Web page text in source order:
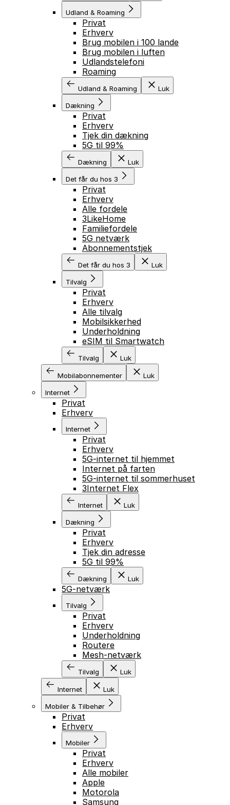
Udland & Roaming
Privat
Erhverv
Brug mobilen i 100 lande
Brug mobilen i luften
Udlandstelefoni
Roaming
Udland & Roaming Luk
Dækning
Privat
Erhverv
Tjek din dækning
5G til 99%
Dækning Luk
Det får du hos 3
Privat
Erhverv
Alle fordele
3LikeHome
Familiefordele
5G netværk
Abonnementstjek
Det får du hos 3 Luk
Tilvalg
Privat
Erhverv
Alle tilvalg
Mobilsikkerhed
Underholdning
eSIM til Smartwatch
Tilvalg Luk
Mobilabonnementer Luk
Internet
Privat
Erhverv
Internet
Privat
Erhverv
5G-internet til hjemmet
Internet på farten
5G-internet til sommerhuset
3Internet Flex
Internet Luk
Dækning
Privat
Erhverv
Tjek din adresse
5G til 99%
Dækning Luk
5G-netværk
Tilvalg
Privat
Erhverv
Underholdning
Routere
Mesh-netværk
Tilvalg Luk
Internet Luk
Mobiler & Tilbehør
Privat
Erhverv
Mobiler
Privat
Erhverv
Alle mobiler
Apple
Motorola
Samsung